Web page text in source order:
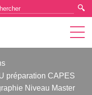
préparation CAPES
Niveau Master